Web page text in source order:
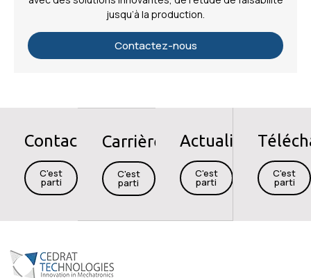
jusqu’à la production.
Contactez-nous
Contact
C'est
parti
Carrières
C'est
parti
Actualités
C'est
parti
C'est
parti